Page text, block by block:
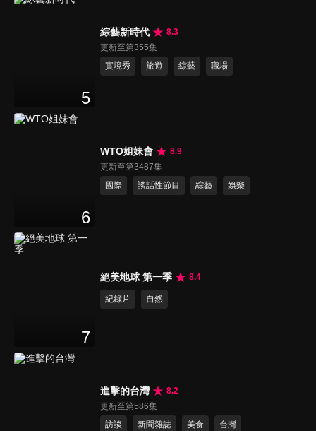
5
綜藝新時代
8.3
更新至第355集
實境秀
旅遊 綜藝 職場
6
WTO姐妹會
8.9
更新至第3487集
國際
談話性節目 綜藝 娛樂
7
絕美地球 第一季 8.4
紀錄片 自然
進擊的台灣
8.2
更新至第586集
訪談
新聞雜誌 美食 台灣